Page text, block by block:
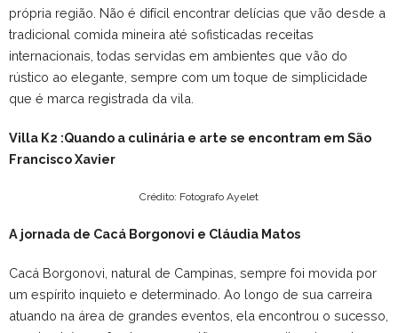
própria região. Não é difícil encontrar delícias que vão desde a
tradicional comida mineira até sofisticadas receitas
internacionais, todas servidas em ambientes que vão do
rústico ao elegante, sempre com um toque de simplicidade
que é marca registrada da vila.
Villa K2 :Quando a culinária e arte se encontram em São
Francisco Xavier
Crédito: Fotografo Ayelet
A jornada de Cacá Borgonovi e Cláudia Matos
Cacá Borgonovi, natural de Campinas, sempre foi movida por
um espírito inquieto e determinado. Ao longo de sua carreira
atuando na área de grandes eventos, ela encontrou o sucesso,